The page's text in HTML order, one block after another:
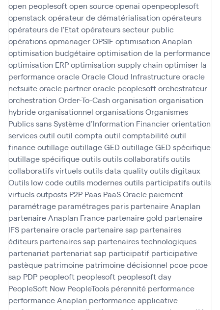
open peoplesoftopen sourceopenai openpeoplesoft
openstack opérateur de dématérialisation opérateurs
opérateurs de l'Etatopérateurs secteur public
opérationsopmanagerOPSIFoptimisation Anaplan
optimisation budgétaireoptimisation de la performance
optimisation ERPoptimisation supply chain optimiser la
performanceoracleOracle Cloud Infrastructureoracle
netsuiteoracle partneroracle peoplesoftorchestrateur
orchestration Order-To-Cashorganisation organisation
hybrideorganisationnel organisationsOrganismes
Publics sans Système d’Information Financierorientation
servicesoutil outil compta outil comptabilitéoutil
financeoutillageoutillage GED outillage GED spécifique
outillage spécifiqueoutilsoutils collaboratifsoutils
collaboratifs virtuelsoutils data qualityoutils digitaux
Outils low codeoutils modernesoutils participatifsoutils
virtuelsoutposts P2P Paas PaaS Oracle paiement
paramétrage paramétrages paris partenaire Anaplan
partenaire Anaplan France partenaire gold partenaire
IFS partenaire oracle partenaire sap partenaires
éditeurs partenaires sap partenaires technologiques
partenariat partenariat sap participatif participative
pastèque patrimoine patrimoine décisionnel pcoe pcoe
sap PDP peopleoft peoplesoft peoplesoft day
PeopleSoft Now PeopleTools pérennité performance
performance Anaplan performance applicative